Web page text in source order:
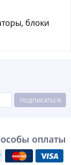
блоки
ПОДПИСАТЬСЯ
оплаты